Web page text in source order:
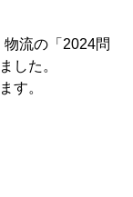
流の「2024問
した。
す。